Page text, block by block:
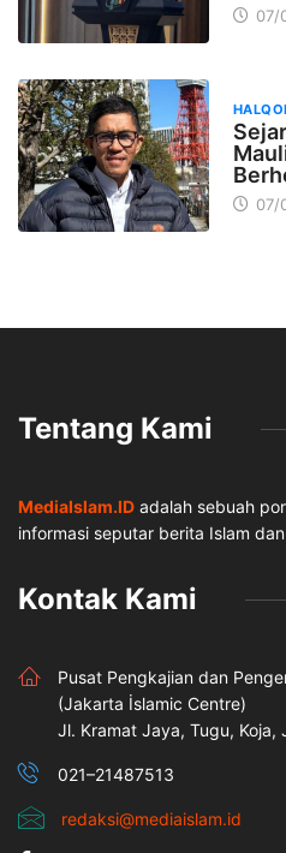
07/
07/
Tentang Kami
MediaIslam.ID adalah sebuah
informasi seputar berita Islam
Kontak Kami
Pusat Pengkajian dan
(Jakarta İslamic Centre)
Jl. Kramat Jaya, Tugu, Koja,
021–21487513
redaksi@mediaislam.id